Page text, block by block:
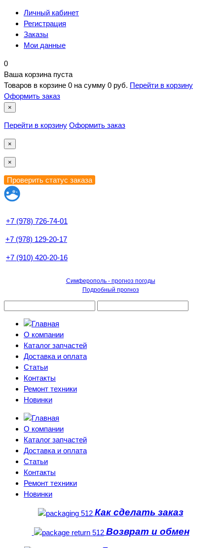
Личный кабинет
Регистрация
Заказы
Мои данные
0
Ваша корзина пуста
Товаров в корзине 0 на сумму 0 руб. Перейти в корзину
Оформить заказ
×
Перейти в корзину Оформить заказ
×
×
+7 (978) 726-74-01
+7 (978) 129-20-17
+7 (910) 420-20-16
Симферополь - прогноз погоды
Подробный прогноз
О компании
Каталог запчастей
Доставка и оплата
Статьи
Контакты
Ремонт техники
Новинки
О компании
Каталог запчастей
Доставка и оплата
Статьи
Контакты
Ремонт техники
Новинки
Как сделать заказ
Возврат и обмен